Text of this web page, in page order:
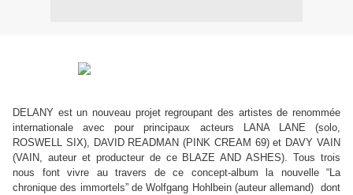
DELANY est un nouveau projet regroupant des artistes de renommée
internationale avec pour principaux acteurs
LANA LANE (solo,
ROSWELL SIX), DAVID READMAN (PINK CREAM 69) et DAVY VAIN
(VAIN, auteur et producteur de ce BLAZE AND ASHES). Tous trois
nous font vivre au travers de ce concept-album la nouvelle “La
chronique des immortels” de Wolfgang Hohlbein (auteur allemand) dont